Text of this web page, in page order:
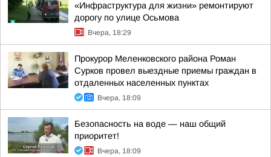
«Инфраструктура для жизни» ремонтируют
дорогу по улице Осьмова
Вчера, 18:29
Прокурор Меленковского района Роман
Сурков провел выездные приемы граждан в
отдаленных населенных пунктах
Вчера, 18:09
Безопасность на воде — наш общий
приоритет!
Вчера, 18:09